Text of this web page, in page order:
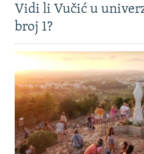
Vidi li Vučić u
broj 1?